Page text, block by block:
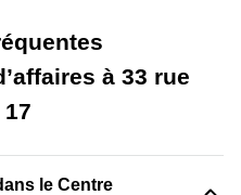
à 33 rue
le Centre